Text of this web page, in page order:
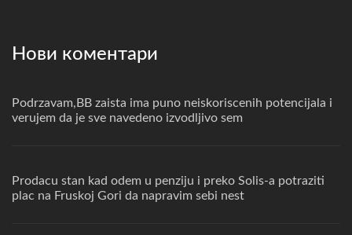
Нови коментари
Podrzavam,BB zaista ima puno neiskoriscenih potencijala i
verujem da je sve navedeno izvodljivo sem
Prodacu stan kad odem u penziju i preko Solis-a potraziti
plac na Fruskoj Gori da napravim sebi nest